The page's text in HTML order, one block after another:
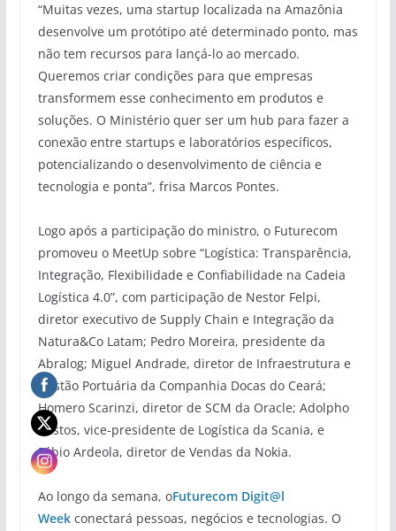
“Muitas vezes, uma startup localizada na Amazônia
desenvolve um protótipo até determinado ponto, mas
não tem recursos para lançá-lo ao mercado.
Queremos criar condições para que empresas
transformem esse conhecimento em produtos e
soluções. O Ministério quer ser um hub para fazer a
conexão entre startups e laboratórios específicos,
potencializando o desenvolvimento de ciência e
tecnologia e ponta”, frisa Marcos Pontes.
Logo após a participação do ministro, o Futurecom
promoveu o MeetUp sobre “Logística: Transparência,
Integração, Flexibilidade e Confiabilidade na Cadeia
Logística 4.0”, com participação de Nestor Felpi,
diretor executivo de Supply Chain e Integração da
Natura&Co Latam; Pedro Moreira, presidente da
Abralog; Miguel Andrade, diretor de Infraestrutura e
Gestão Portuária da Companhia Docas do Ceará;
Homero Scarinzi, diretor de SCM da Oracle; Adolpho
Bastos, vice-presidente de Logística da Scania, e
Fábio Ardeola, diretor de Vendas da Nokia.
Ao longo da semana, oFuturecom Digit@l
Weekconectará pessoas, negócios e tecnologias. O